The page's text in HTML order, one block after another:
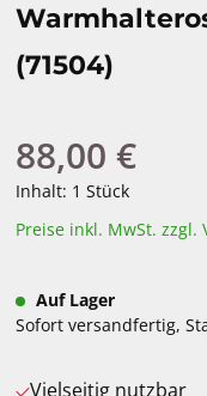
(71504)
Regulärer Preis:
88,00 €
Inhalt: 1 Stück
Preise inkl. MwSt. zzgl.
Auf Lager
Sofort versandfertig,
Vielseitig nutzbar